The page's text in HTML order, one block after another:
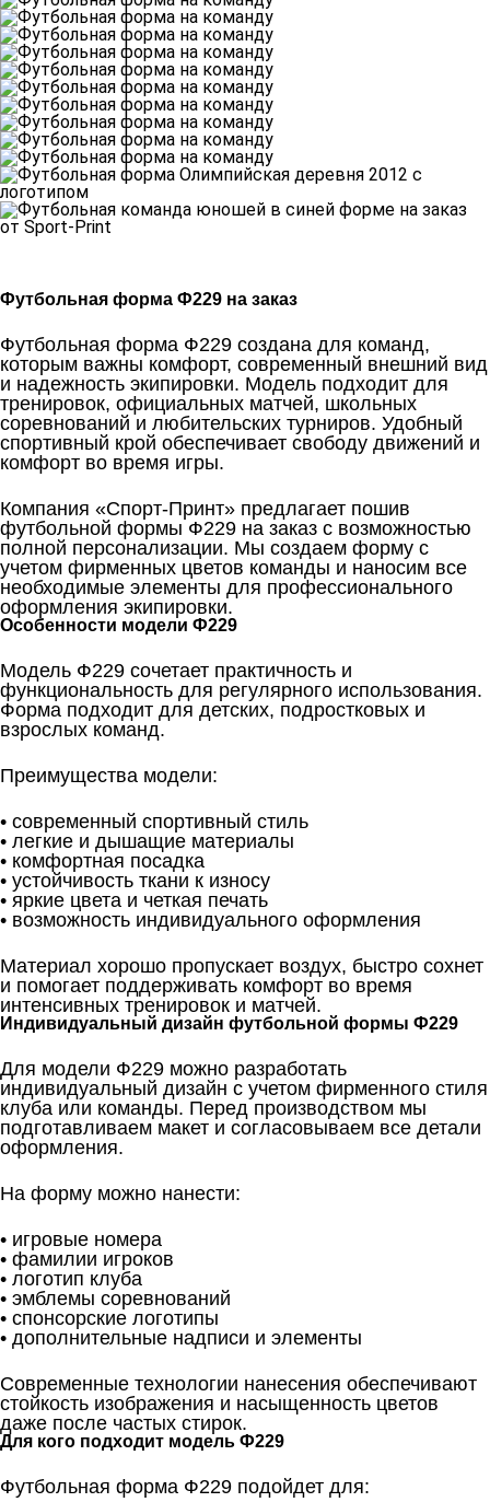
Футбольная форма Ф229 на заказ
Футбольная форма Ф229 создана для команд,
которым важны комфорт, современный внешний вид
и надежность экипировки. Модель подходит для
тренировок, официальных матчей, школьных
соревнований и любительских турниров. Удобный
спортивный крой обеспечивает свободу движений и
комфорт во время игры.
Компания «Спорт-Принт» предлагает пошив
футбольной формы Ф229 на заказ с возможностью
полной персонализации. Мы создаем форму с
учетом фирменных цветов команды и наносим все
необходимые элементы для профессионального
оформления экипировки.
Особенности модели Ф229
Модель Ф229 сочетает практичность и
функциональность для регулярного использования.
Форма подходит для детских, подростковых и
взрослых команд.
Преимущества модели:
• современный спортивный стиль
• легкие и дышащие материалы
• комфортная посадка
• устойчивость ткани к износу
• яркие цвета и четкая печать
• возможность индивидуального оформления
Материал хорошо пропускает воздух, быстро сохнет
и помогает поддерживать комфорт во время
интенсивных тренировок и матчей.
Индивидуальный дизайн футбольной формы Ф229
Для модели Ф229 можно разработать
индивидуальный дизайн с учетом фирменного стиля
клуба или команды. Перед производством мы
подготавливаем макет и согласовываем все детали
оформления.
На форму можно нанести:
• игровые номера
• фамилии игроков
• логотип клуба
• эмблемы соревнований
• спонсорские логотипы
• дополнительные надписи и элементы
Современные технологии нанесения обеспечивают
стойкость изображения и насыщенность цветов
даже после частых стирок.
Для кого подходит модель Ф229
Футбольная форма Ф229 подойдет для: